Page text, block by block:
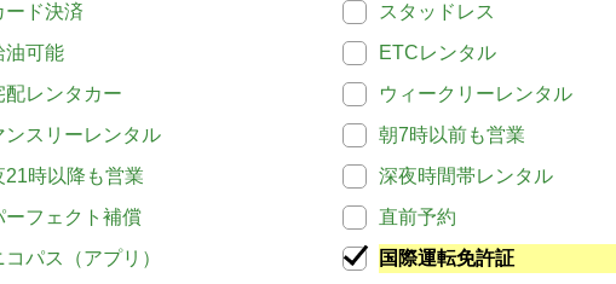
ード決済
スタッドレス
油可能
ETCレンタル
配レンタカー
ウィークリーレンタル
ンスリーレンタル
朝7時以前も営業
21時以降も営業
深夜時間帯レンタル
ーフェクト補償
直前予約
コパス（アプリ）
国際運転免許証